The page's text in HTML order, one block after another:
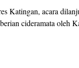
Katingan, acara
cideramata oleh